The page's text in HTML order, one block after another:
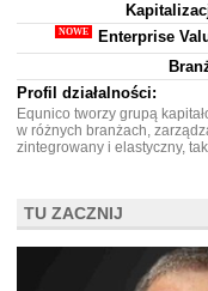
Enterprise
Profil działalności:
Equnico tworzy grupą
w różnych branżach,
zintegrowany i elastyczny,
TU ZACZNIJ